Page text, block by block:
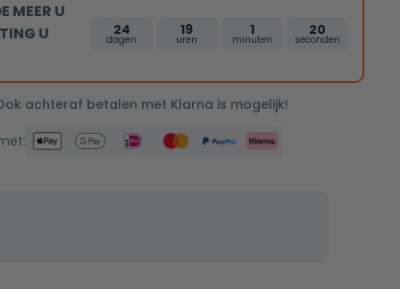
MEER U
U
24
dagen
19
uren
1
minuten
19
seconden
achteraf betalen met Klarna is mogelijk!